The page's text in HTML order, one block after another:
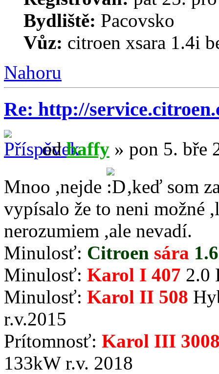
Bydliště: Pacovsko
Vůz: citroen xsara 1.4i
Nahoru
Re: http://
odbaffy » pon 5. bře
Mnoo ,nejde
,keď som
vypísalo že to neni možné
nerozumiem ,ale nevadí.
Minulosť: Citroen sára
Minulosť: Karol I 407 2.0
Minulosť: Karol II 508
r.v.2015
Prítomnosť: Karol III
133kW r.v. 2018